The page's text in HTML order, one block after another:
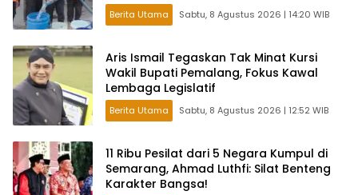
Berita Utama Sabtu, 8 Agustus 2026 | 14:20 WIB
Aris Ismail Tegaskan Tak Minat Kursi
Wakil Bupati Pemalang, Fokus Kawal
Lembaga Legislatif
Berita Utama Sabtu, 8 Agustus 2026 | 12:52 WIB
11 Ribu Pesilat dari 5 Negara Kumpul di
Semarang, Ahmad Luthfi: Silat Benteng
Karakter Bangsa!